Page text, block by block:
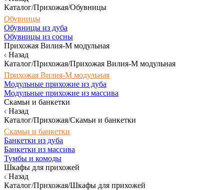
Каталог/Прихожая/Обувницы
Обувницы
Обувницы из дуба
Обувницы из сосны
Прихожая Вилия-М модульная
Назад
Каталог/Прихожая/Прихожая Вилия-М модульная
Прихожая Вилия-М модульная
Модульные прихожие из дуба
Модульные прихожие из массива
Скамьи и банкетки
Назад
Каталог/Прихожая/Скамьи и банкетки
Скамьи и банкетки
Банкетки из дуба
Банкетки из массива
Тумбы и комоды
Шкафы для прихожей
Назад
Каталог/Прихожая/Шкафы для прихожей